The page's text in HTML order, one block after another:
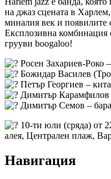
на джаз сцената в
миналия век и появилите
Експлозивна комбинация
грууви boogaloo!
Росен Захариев-Роко
Божидар Василев
Петър Георгиев –
Димитър Карамфилов
Димитър Семов –
10-ти юли (сряда) от
алея, Централен плаж,
Навигация